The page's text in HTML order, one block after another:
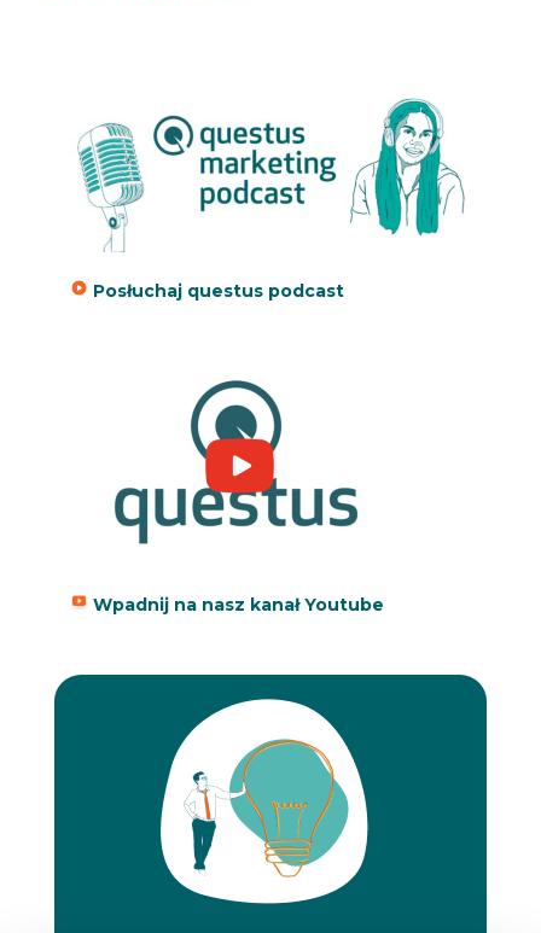
Posłuchaj questus podcast
Wpadnij na nasz kanał Youtube